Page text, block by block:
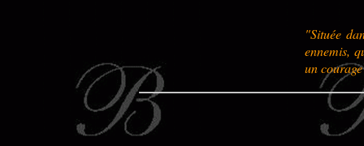
"Située
ennemis,
un